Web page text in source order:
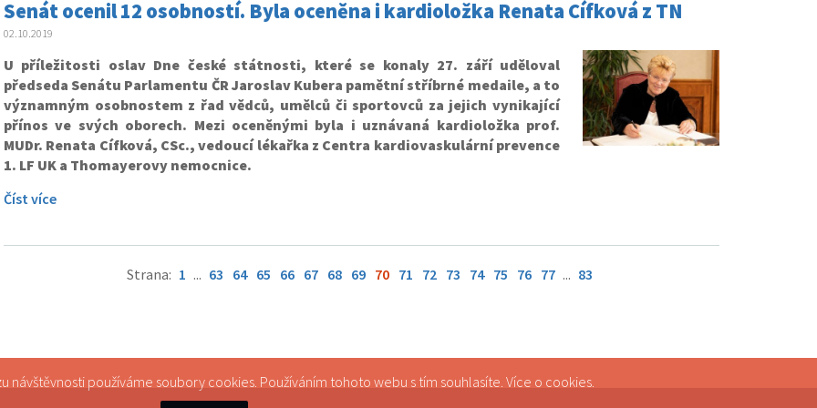
Senát ocenil 12 osobností. Byla oceněna i kardioložka Renata Cífková z TN
02.10.2019
U příležitosti oslav Dne české státnosti, které se konaly 27. září uděloval
předseda Senátu Parlamentu ČR Jaroslav Kubera pamětní stříbrné medaile, a to
významným osobnostem z řad vědců, umělců či sportovců za jejich vynikající
přínos ve svých oborech. Mezi oceněnými byla i uznávaná kardioložka prof.
MUDr. Renata Cífková, CSc., vedoucí lékařka z Centra kardiovaskulární prevence
1. LF UK a Thomayerovy nemocnice.
Číst více
Strana: 1 ... 63 64 65 66 67 68 69 70 71 72 73 74 75 76 77 ... 83
návštěvnosti používáme soubory cookies. Používáním tohoto webu s tím souhlasíte. Více o cookies.